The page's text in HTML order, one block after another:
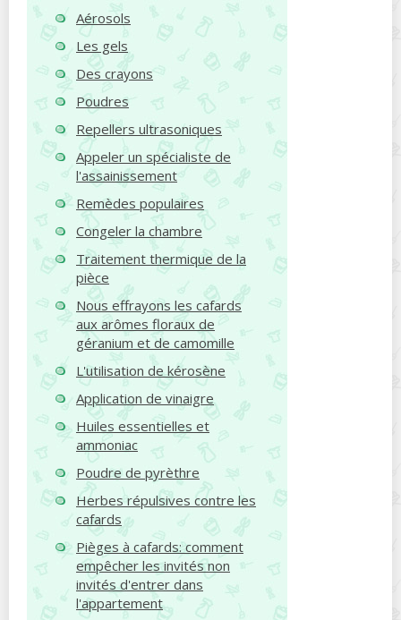
Aérosols
Les gels
Des crayons
Poudres
Repellers ultrasoniques
Appeler un spécialiste de
l'assainissement
Remèdes populaires
Congeler la chambre
Traitement thermique de la
pièce
Nous effrayons les cafards
aux arômes floraux de
géranium et de camomille
L'utilisation de kérosène
Application de vinaigre
Huiles essentielles et
ammoniac
Poudre de pyrèthre
Herbes répulsives contre les
cafards
Pièges à cafards: comment
empêcher les invités non
invités d'entrer dans
l'appartement